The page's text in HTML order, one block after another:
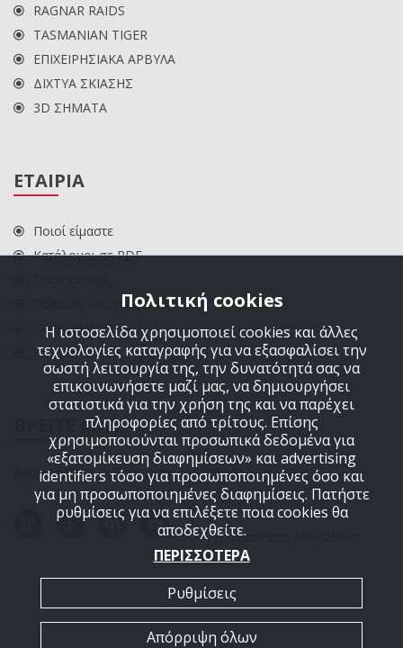
RAGNAR RAIDS
TASMANIAN TIGER
ΕΠΙΧΕΙΡΗΣΙΑΚΑ ΑΡΒΥΛΑ
ΔΙΧΤΥΑ ΣΚΙΑΣΗΣ
3D ΣΗΜΑΤΑ
ΕΤΑΙΡΙΑ
Ποιοί είμαστε
Κατάλογοι σε PDF
Πολιτική επιστροφών
Πολιτική cookies
ΕΠΙΚΟΙΝΩΝΙΑ
ΒΡΕΙΤΕ ΜΑΣ
Ακολουθήστε μας στα μέσα κοινωνικής δικτύωσης
Εγγραφείτε στο Newsletter
Πολιτική cookies
Η ιστοσελίδα χρησιμοποιεί cookies και άλλες
τεχνολογίες καταγραφής για να εξασφαλίσει την
σωστή λειτουργία της, την δυνατότητά σας να
επικοινωνήσετε μαζί μας, να δημιουργήσει
στατιστικά για την χρήση της και να παρέχει
πληροφορίες από τρίτους. Επίσης
χρησιμοποιούνται προσωπικά δεδομένα για
«εξατομίκευση διαφημίσεων» και advertising
identifiers τόσο για προσωποποιημένες όσο και
για μη προσωποποιημένες διαφημίσεις. Πατήστε
ρυθμίσεις για να επιλέξετε ποια cookies θα
αποδεχθείτε.
ΠΕΡΙΣΣΟΤΕΡΑ
Ρυθμίσεις
Απόρριψη όλων